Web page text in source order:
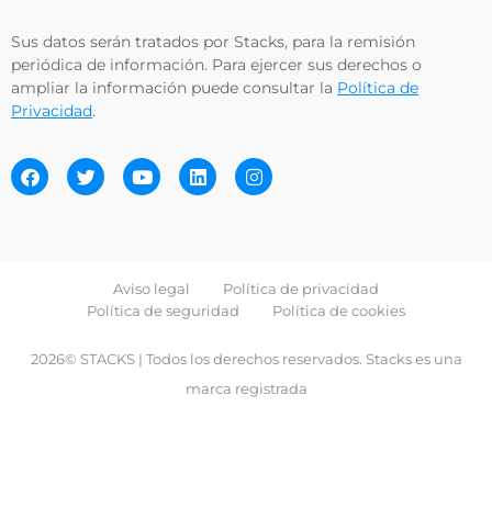
Sus datos serán tratados por Stacks, para la remisión
periódica de información. Para ejercer sus derechos o
ampliar la información puede consultar la Política de
Privacidad.
2026© STACKS | Todos los derechos reservados. Stacks es una
marca registrada
Aviso legal
Política de privacidad
Política de seguridad
Política de cookies